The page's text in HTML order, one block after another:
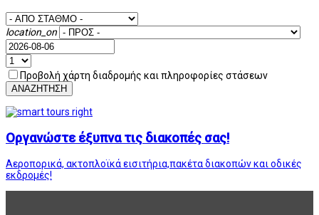
location_on
Προβολή χάρτη διαδρομής και πληροφορίες στάσεων
ΑΝΑΖΗΤΗΣΗ
Οργανώστε έξυπνα τις διακοπές σας!
Αεροπορικά, ακτοπλοϊκά εισιτήρια,πακέτα διακοπών και οδικές
εκδρομές!